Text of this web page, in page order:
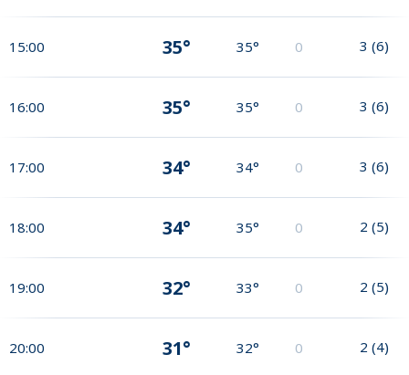
15:00 35° 35° 0 3 (6)
16:00 35° 35° 0 3 (6)
17:00 34° 34° 0 3 (6)
18:00 34° 35° 0 2 (5)
19:00 32° 33° 0 2 (5)
20:00 31° 32° 0 2 (4)